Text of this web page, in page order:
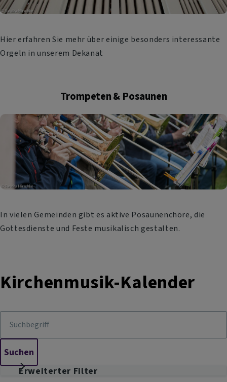
Hier erfahren Sie mehr über einige besonders interessante
Orgeln in unserem Dekanat
Trompeten & Posaunen
In vielen Gemeinden gibt es aktive Posaunenchöre, die
Gottesdienste und Feste musikalisch gestalten.
Kirchenmusik-Kalender
Erweiterter Filter